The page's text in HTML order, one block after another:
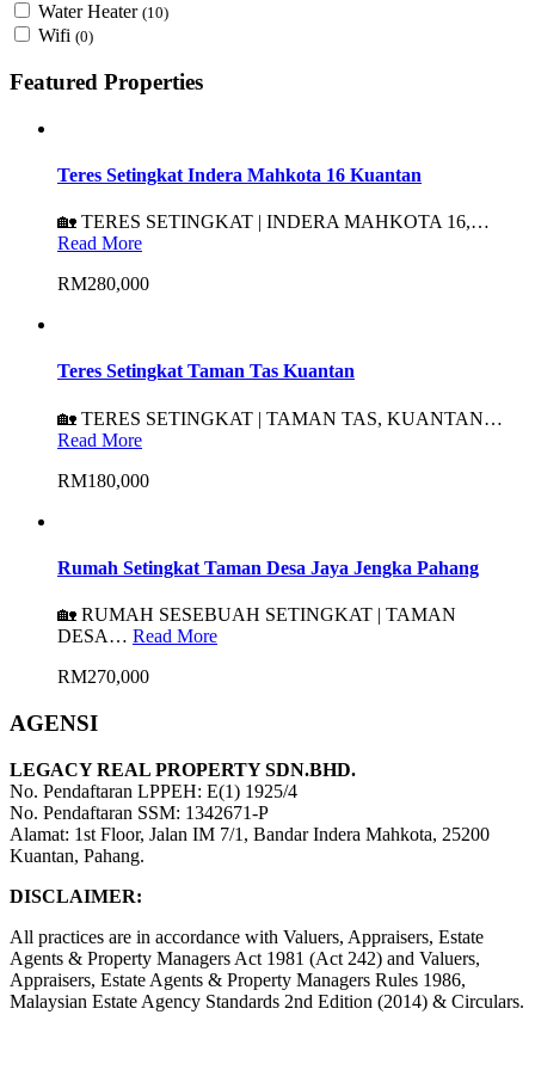
Water Heater (10)
Wifi (0)
Featured Properties
Teres Setingkat Indera Mahkota 16 Kuantan
🏡 TERES SETINGKAT | INDERA MAHKOTA 16,…
Read More
RM280,000
Teres Setingkat Taman Tas Kuantan
🏡 TERES SETINGKAT | TAMAN TAS, KUANTAN…
Read More
RM180,000
Rumah Setingkat Taman Desa Jaya Jengka Pahang
🏡 RUMAH SESEBUAH SETINGKAT | TAMAN
DESA… Read More
RM270,000
AGENSI
LEGACY REAL PROPERTY SDN.BHD.
No. Pendaftaran LPPEH: E(1) 1925/4
No. Pendaftaran SSM: 1342671-P
Alamat: 1st Floor, Jalan IM 7/1, Bandar Indera Mahkota, 25200
Kuantan, Pahang.
DISCLAIMER:
All practices are in accordance with Valuers, Appraisers, Estate
Agents & Property Managers Act 1981 (Act 242) and Valuers,
Appraisers, Estate Agents & Property Managers Rules 1986,
Malaysian Estate Agency Standards 2nd Edition (2014) & Circulars.